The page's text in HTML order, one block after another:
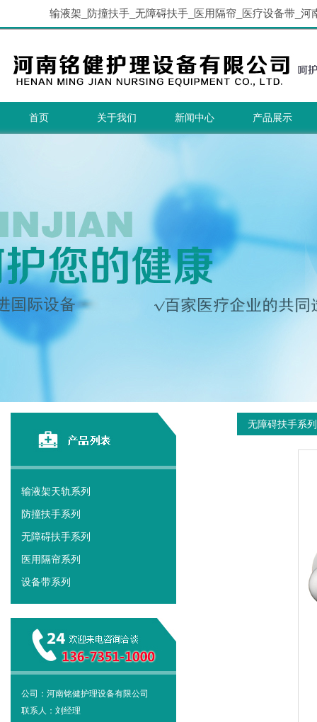
输液架_防撞扶手_无障碍扶手_医用隔帘_医疗设备带_河
首页 关于我们 新闻中心 产品展示
输液架天轨系列
防撞扶手系列
无障碍扶手系列
医用隔帘系列
设备带系列
公司：河南铭健护理设备有限公司
联系人：刘经理
无障碍扶手系列